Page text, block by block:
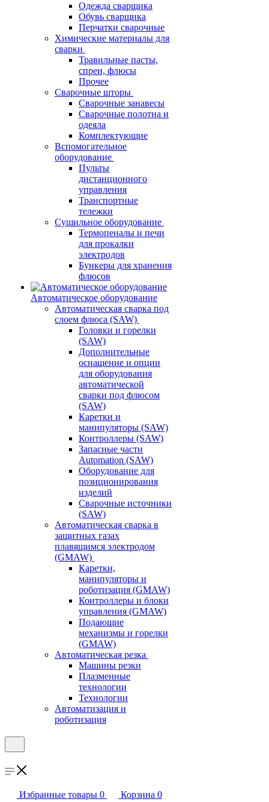
Одежда сварщика
Обувь сварщика
Перчатки сварочные
Химические материалы для
сварки
Травильные пасты,
спреи, флюсы
Прочее
Сварочные шторы
Сварочные занавесы
Сварочные полотна и
одеяла
Комплектующие
Вспомогательное
оборудование
Пульты
дистанционного
управления
Транспортные
тележки
Сушильное оборудование
Термопеналы и печи
для прокалки
электродов
Бункеры для хранения
флюсов
Автоматическое оборудование
Автоматическая сварка под
слоем флюса (SAW)
Головки и горелки
(SAW)
Дополнительные
оснащение и опции
для оборудования
автоматической
сварки под флюсом
(SAW)
Каретки и
манипуляторы (SAW)
Контроллеры (SAW)
Запасные части
Automation (SAW)
Оборудование для
позиционирования
изделий
Сварочные источники
(SAW)
Автоматическая сварка в
защитных газах
плавящимся электродом
(GMAW)
Каретки,
манипуляторы и
роботизация (GMAW)
Контроллеры и блоки
управления (GMAW)
Подающие
механизмы и горелки
(GMAW)
Автоматическая резка
Машины резки
Плазменные
технологии
Технологии
Автоматизация и
роботизация
Избранные товары 0 Корзина 0